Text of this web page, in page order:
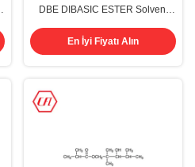
DBE DIBASIC ESTER Solvent
Renksiz Şeffaf Sıvı
En İyi Fiyatı Alın